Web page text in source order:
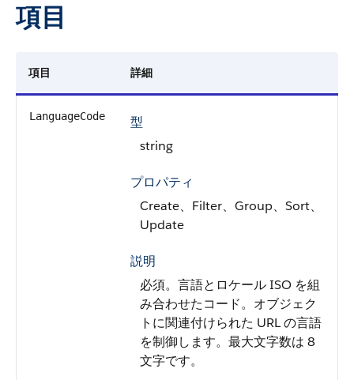
項目
項目 詳細
LanguageCode
型
string
プロパティ
Create、Filter、Group、Sort、
Update
説明
必須。言語とロケール ISO を組
み合わせたコード。オブジェク
トに関連付けられた URL の言語
を制御します。最大文字数は 8
文字です。